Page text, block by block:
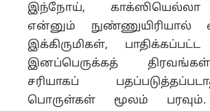
இந்நோய், காக்ஸியெல்லா
என்னும் நுண்ணுயிரியால்
இக்கிருமிகள்,
இனப்பெருக்கத்
சரியாகப்
பொருள்கள் மூலம்